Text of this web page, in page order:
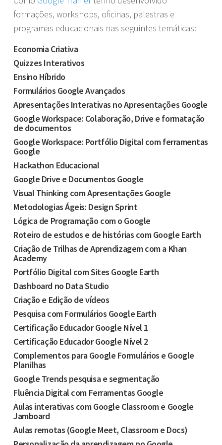
formações, workshops, oficinas, palestras e
programas educacionais nas seguintes temáticas:
Economia Criativa
Quizzes Interativos
Ensino Híbrido
Formulários Google Avançados
Apresentações Interativas no Apresentações Google
Google Workspace: Colaboração, Drive e formatação
de documentos
Google Workspace: Portfólio Digital com ferramentas
Google
Hackathon Educacional
Google Drive e Documentos Google
Visual Thinking com Apresentações Google
Metodologias Ágeis: Design Sprint
Lógica de Programação com o Google
Roteiro de estudos e de histórias com Google Earth
Criação de Trilhas de Aprendizagem com a Khan
Academy
Portfólio Digital com Sites Google Earth
Dashboard no Data Studio
Criação e Edição de vídeos
Pesquisa com Formulários Google Earth
Certificação Educador Google Nível 1
Certificação Educador Google Nível 2
Complementos para Google Formulários e Google
Planilhas
Google Trends pesquisa e segmentação
Fluência Digital com Ferramentas Google
Aulas interativas com Google Classroom e Google
Jamboard
Aulas remotas (Google Meet, Classroom e Docs)